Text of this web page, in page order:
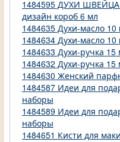
1484595 ДУХИ
дизайн короб 6 мл
1484635 Духи-масло
1484634 Духи-масло
1484633 Духи-ручка
1484632 Духи-ручка
1484630 Женский
1484587 Идеи для
наборы
1484589 Идеи для
наборы
1484651 Кисти для